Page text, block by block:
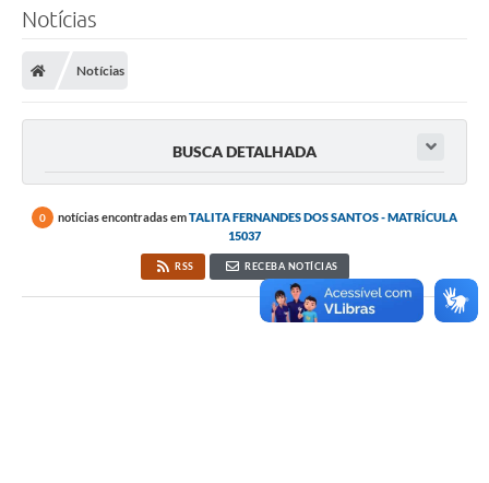
Notícias
Notícias
BUSCA DETALHADA
0 notícias encontradas emTALITA FERNANDES DOS SANTOS - MATRÍCULA
15037
RSS RECEBA NOTÍCIAS